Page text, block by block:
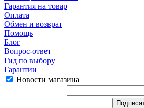
Гарантия на товар
Оплата
Обмен и возврат
Помощь
Блог
Вопрос-ответ
Гид по выбору
Гарантии
Новости магазина